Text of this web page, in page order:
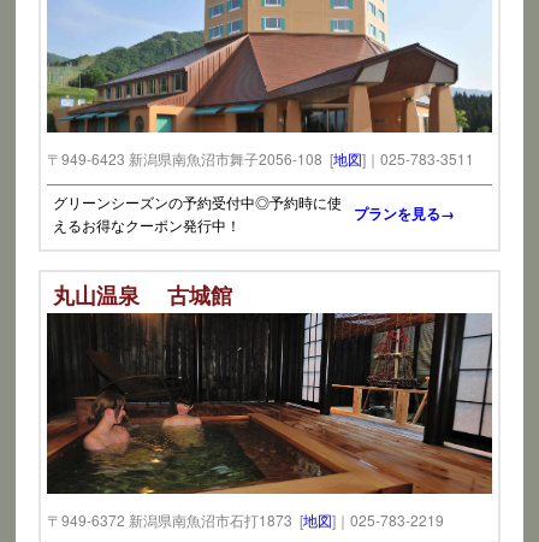
〒949-6423 新潟県南魚沼市舞子2056-108 [地図]｜025-783-3511
グリーンシーズンの予約受付中◎予約時に使
えるお得なクーポン発行中！
プランを見る→
丸山温泉 古城館
〒949-6372 新潟県南魚沼市石打1873 [地図]｜025-783-2219